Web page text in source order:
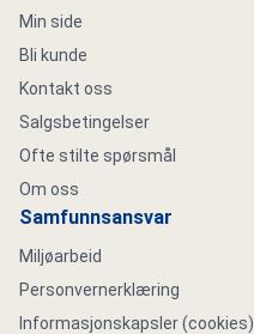
Min side
Bli kunde
Kontakt oss
Salgsbetingelser
Ofte stilte spørsmål
Om oss
Samfunnsansvar
Miljøarbeid
Personvernerklæring
Informasjonskapsler (cookies)